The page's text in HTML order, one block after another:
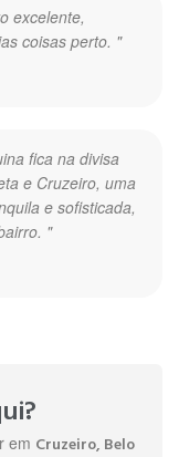
excelente,
coisas perto. "
fica na divisa
e Cruzeiro, uma
e sofisticada,
"
em Cruzeiro, Belo